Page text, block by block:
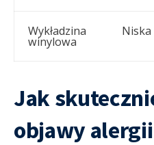
Wykładzina
winylowa
Niska
Jak
objawy